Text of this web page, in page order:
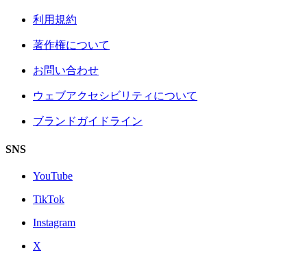
利用規約
著作権について
お問い合わせ
ウェブアクセシビリティについて
ブランドガイドライン
SNS
YouTube
TikTok
Instagram
X